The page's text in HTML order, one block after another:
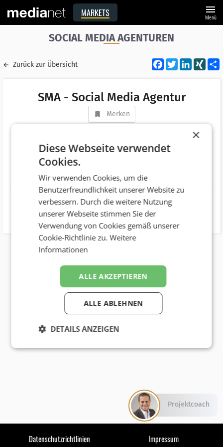
MARKETS menu
Menü
SOCIAL MEDIA AGENTUREN
Zurück zur Übersicht Facebook
Twitter XING
SMA - Social Media Agentur
Merken
AT 9020 Klagenfurt am Wörthersee
Telefonnummer +43 (463) 500 677
Website https://www.sma-socialmediaagentur.com/
Datenschutzrichtlinien Impressum
×
Diese Webseite verwendet
Cookies.
Wir verwenden Cookies, um die
Benutzerfreundlichkeit unserer Website zu
verbessern. Durch die weitere Nutzung
unserer Webseite stimmen Sie der
Verwendung von Cookies gemäß unserer
Cookie-Richtlinie zu.Weitere
Informationen
ALLE AKZEPTIEREN
ALLE ABLEHNEN
DETAILS ANZEIGEN
Projektcoach